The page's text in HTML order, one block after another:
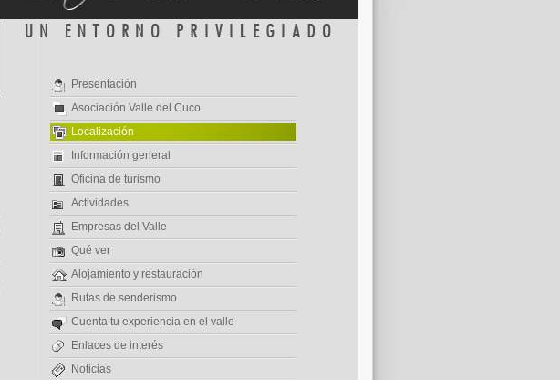
Presentación
Asociación Valle del Cuco
Localización
Información general
Oficina de turismo
Actividades
Empresas del Valle
Qué ver
Alojamiento y restauración
Rutas de senderismo
Cuenta tu experiencia en el valle
Enlaces de interés
Noticias